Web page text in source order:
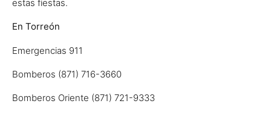
estas fiestas.
En Torreón
Emergencias 911
Bomberos (871) 716-3660
Bomberos Oriente (871) 721-9333